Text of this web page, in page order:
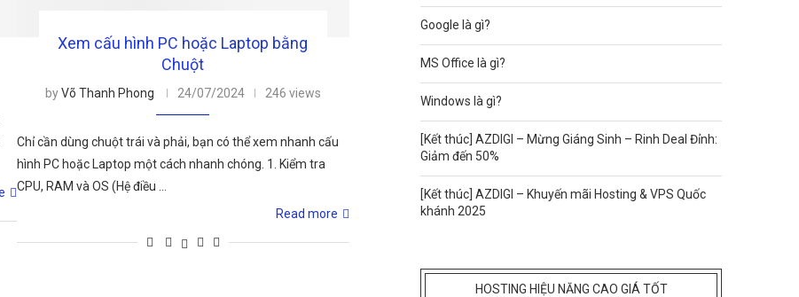
Xem cấu hình PC hoặc Laptop bằng
Chuột
byVõ Thanh Phong 24/07/2024 246 views
Chỉ cần dùng chuột trái và phải, bạn có thể xem nhanh cấu
hình PC hoặc Laptop một cách nhanh chóng. 1. Kiểm tra
CPU, RAM và OS (Hệ điều …
Read more
Google là gì?
MS Office là gì?
Windows là gì?
[Kết thúc] AZDIGI – Mừng Giáng Sinh – Rinh Deal Đỉnh:
Giảm đến 50%
[Kết thúc] AZDIGI – Khuyến mãi Hosting & VPS Quốc
khánh 2025
HOSTING HIỆU NĂNG CAO GIÁ TỐT